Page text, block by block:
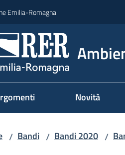
Emilia-Romagna
Novità
/ Bandi / Bandi 2020 /